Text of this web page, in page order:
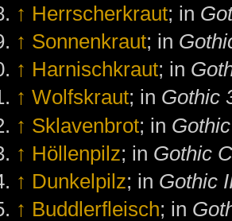
↑ Herrscherkraut; in
↑ Sonnenkraut; in
↑ Harnischkraut; in
↑ Wolfskraut; in Gothic
↑ Sklavenbrot; in
↑ Höllenpilz; in Gothic
↑ Dunkelpilz; in Gothic
↑ Buddlerfleisch; in